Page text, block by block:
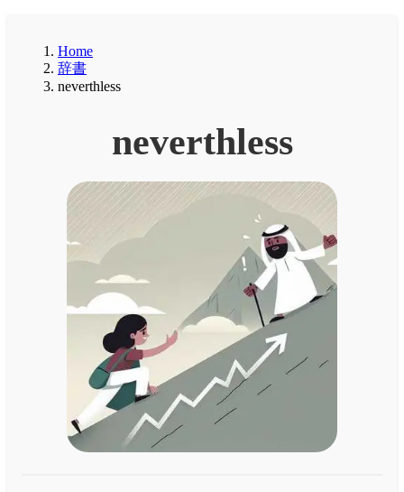
Home
辞書
neverthless
neverthless